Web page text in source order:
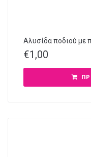
Αλυσίδα ποδιού με
€1,00